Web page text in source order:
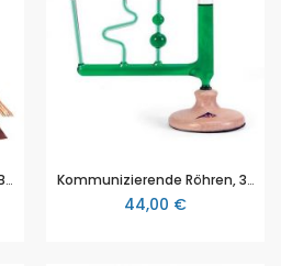
Wasserstromliniengerät, 3B Scientific (1006784 [U8404248]) Kommunizierende Röhren, 3B Scientific (1003509 [U58020])
44,00 €